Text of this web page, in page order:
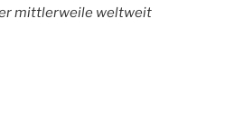
mittlerweile weltweit